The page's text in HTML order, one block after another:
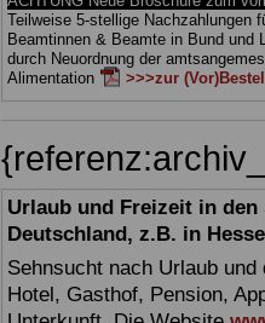
Teilweise 5-stellige Nachzahlungen
Beamtinnen & Beamte in Bund und
durch Neuordnung der
Alimentation
>>>zur
Urlaub und Freizeit in
Deutschland, z.B. in
Sehnsucht nach Urlaub
Hotel, Gasthof, Pension,